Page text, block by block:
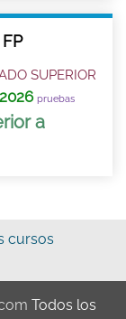
SUPERIOR
pruebas
a
cursos
Todos los